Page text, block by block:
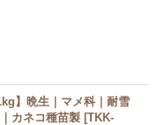
】晩生｜マメ科｜耐雪
カネコ種苗製 [TKK-